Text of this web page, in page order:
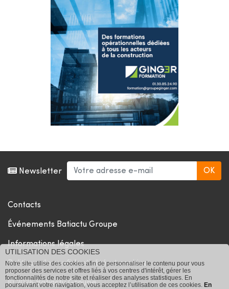
Newsletter
Contacts
Événements Batiactu Groupe
Informations légales
Politique de confidentialité et cookies
© 2026 Batiactu Groupe
UTILISATION DES COOKIES
Notre site utilise des cookies afin de personnaliser le contenu pour vous
proposer des services et offres liés à vos centres d'intérêt, gérer les
fonctionnalités de notre site et réaliser des analyses statistiques. En
poursuivant votre navigation, vous acceptez l’utilisation de ces cookies. En